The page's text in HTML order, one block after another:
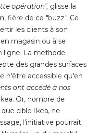
opération", glisse la
fière de ce "buzz". Ce
les clients à son
magasin ou à se
ligne. La méthode
des grandes surfaces
n'être accessible qu'en
ont accédé à nos
Or, nombre de
cible Ikea, ne
l'initiative pourrait